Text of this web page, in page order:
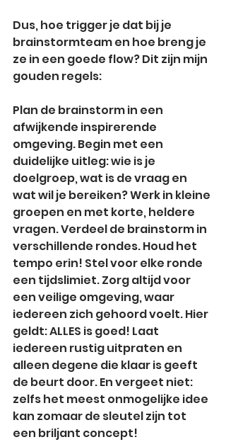
Dus, hoe trigger je dat bij je
brainstormteam en hoe breng je
ze in een goede flow? Dit zijn mijn
gouden regels:
Plan de brainstorm in een
afwijkende inspirerende
omgeving. Begin met een
duidelijke uitleg: wie is je
doelgroep, wat is de vraag en
wat wil je bereiken? Werk in kleine
groepen en met korte, heldere
vragen. Verdeel de brainstorm in
verschillende rondes. Houd het
tempo erin! Stel voor elke ronde
een tijdslimiet. Zorg altijd voor
een veilige omgeving, waar
iedereen zich gehoord voelt. Hier
geldt: ALLES is goed! Laat
iedereen rustig uitpraten en
alleen degene die klaar is geeft
de beurt door. En vergeet niet:
zelfs het meest onmogelijke idee
kan zomaar de sleutel zijn tot
een briljant concept!